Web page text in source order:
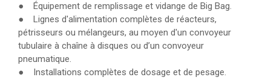
● Équipement de remplissage et vidange de Big Bag.
● Lignes d'alimentation complètes de réacteurs,
pétrisseurs ou mélangeurs, au moyen d'un convoyeur
tubulaire à chaîne à disques ou d’un convoyeur
pneumatique.
● Installations complètes de dosage et de pesage.